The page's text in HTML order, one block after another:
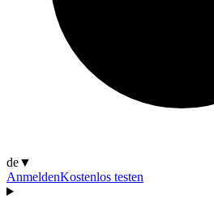
de▼
AnmeldenKostenlos testen